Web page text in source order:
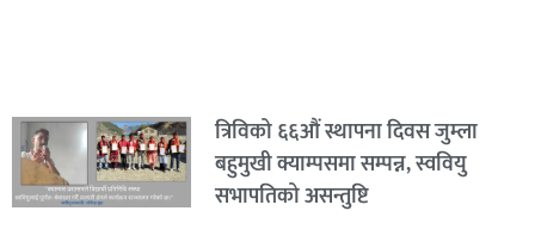
त्रिविको ६६औं स्थापना दिवस जुम्ला
बहुमुखी क्याम्पसमा सम्पन्न, स्ववियु
सभापतिको असन्तुष्टि